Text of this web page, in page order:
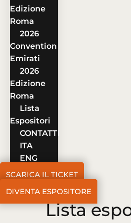
Edizione
Roma
2026
Convention
Emirati
2026
Edizione
Roma
Lista
Espositori
CONTATTI
ITA
ENG
SCARICA IL TICKET
DIVENTA ESPOSITORE
Lista